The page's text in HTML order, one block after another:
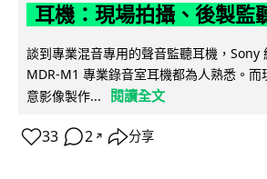
耳機：現場拍攝、後製監
談到專業混音專用的聲音監聽耳機，Sony
MDR-M1 專業錄音室耳機都為人熟悉。而
意影像製作...
閱讀全文
33 2 ↗ 分享